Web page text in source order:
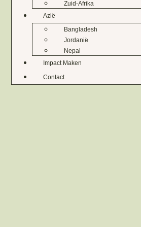
Zuid-Afrika
Azië
Bangladesh
Jordanië
Nepal
Impact Maken
Contact